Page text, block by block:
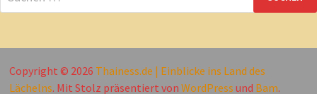
nach:
Copyright © 2026 Thainess.de | Einblicke ins Land des
Lächelns. Mit Stolz präsentiert von WordPress und Bam.